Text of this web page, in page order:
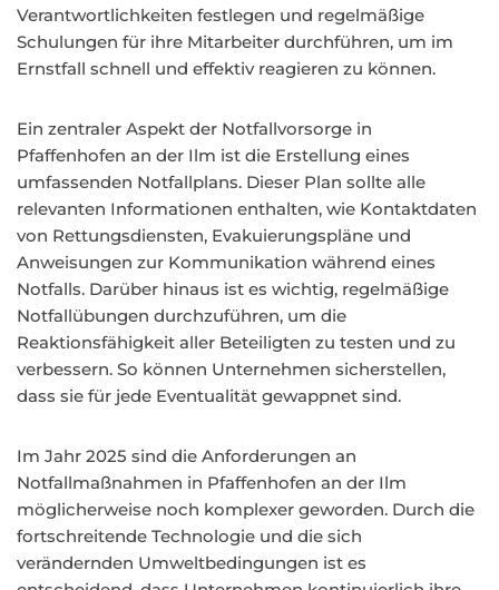
Verantwortlichkeiten festlegen und regelmäßige
Schulungen für ihre Mitarbeiter durchführen, um im
Ernstfall schnell und effektiv reagieren zu können.
Ein zentraler Aspekt der Notfallvorsorge in
Pfaffenhofen an der Ilm ist die Erstellung eines
umfassenden Notfallplans. Dieser Plan sollte alle
relevanten Informationen enthalten, wie Kontaktdaten
von Rettungsdiensten, Evakuierungspläne und
Anweisungen zur Kommunikation während eines
Notfalls. Darüber hinaus ist es wichtig, regelmäßige
Notfallübungen durchzuführen, um die
Reaktionsfähigkeit aller Beteiligten zu testen und zu
verbessern. So können Unternehmen sicherstellen,
dass sie für jede Eventualität gewappnet sind.
Im Jahr 2025 sind die Anforderungen an
Notfallmaßnahmen in Pfaffenhofen an der Ilm
möglicherweise noch komplexer geworden. Durch die
fortschreitende Technologie und die sich
verändernden Umweltbedingungen ist es